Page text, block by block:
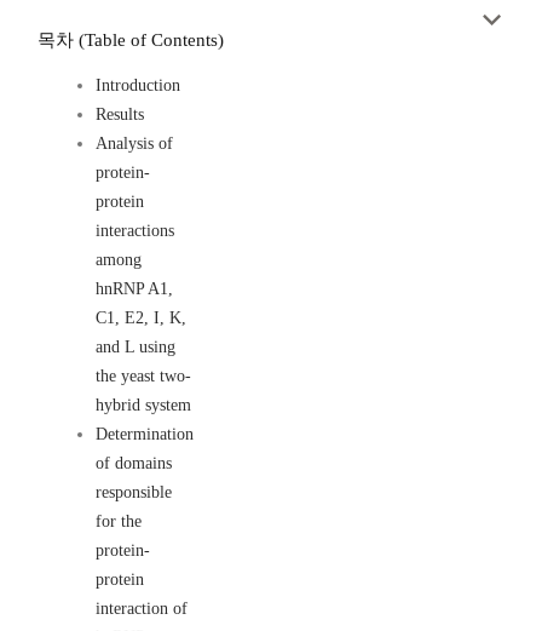
목차 (Table of Contents)
Introduction
Results
Analysis of
protein-
protein
interactions
among
hnRNP A1,
C1, E2, I, K,
and L using
the yeast two-
hybrid system
Determination
of domains
responsible
for the
protein-
protein
interaction of